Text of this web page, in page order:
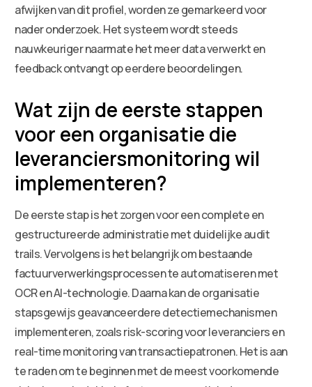
afwijken van dit profiel, worden ze gemarkeerd voor
nader onderzoek. Het systeem wordt steeds
nauwkeuriger naarmate het meer data verwerkt en
feedback ontvangt op eerdere beoordelingen.
Wat zijn de eerste stappen
voor een organisatie die
leveranciersmonitoring wil
implementeren?
De eerste stap is het zorgen voor een complete en
gestructureerde administratie met duidelijke audit
trails. Vervolgens is het belangrijk om bestaande
factuurverwerkingsprocessen te automatiseren met
OCR en AI-technologie. Daarna kan de organisatie
stapsgewijs geavanceerdere detectiemechanismen
implementeren, zoals risk-scoring voor leveranciers en
real-time monitoring van transactiepatronen. Het is aan
te raden om te beginnen met de meest voorkomende